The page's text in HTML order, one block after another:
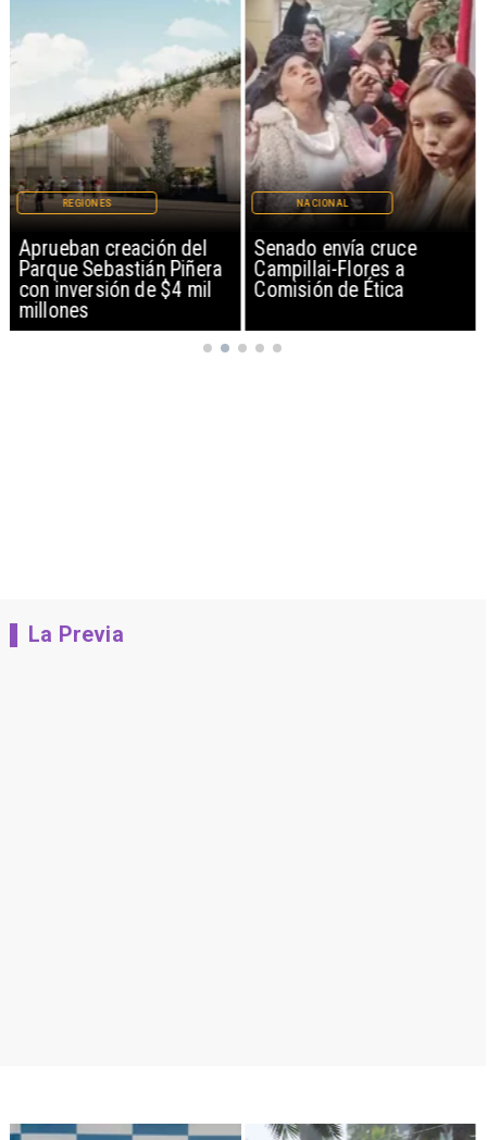
Aprueban creación del
Parque Sebastián Piñera
con inversión de $4 mil
millones
REGIONES
Senado envía cruce
Campillai-Flores a
Comisión de Ética
NACIONAL
La Previa